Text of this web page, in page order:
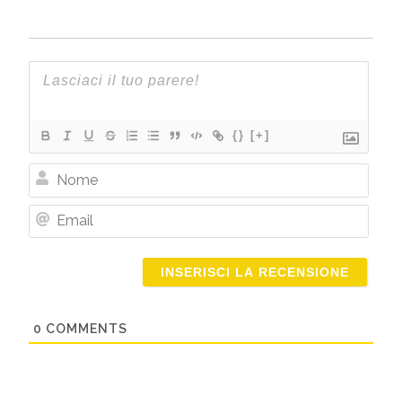
{} [+]
Nome
0 COMMENTS